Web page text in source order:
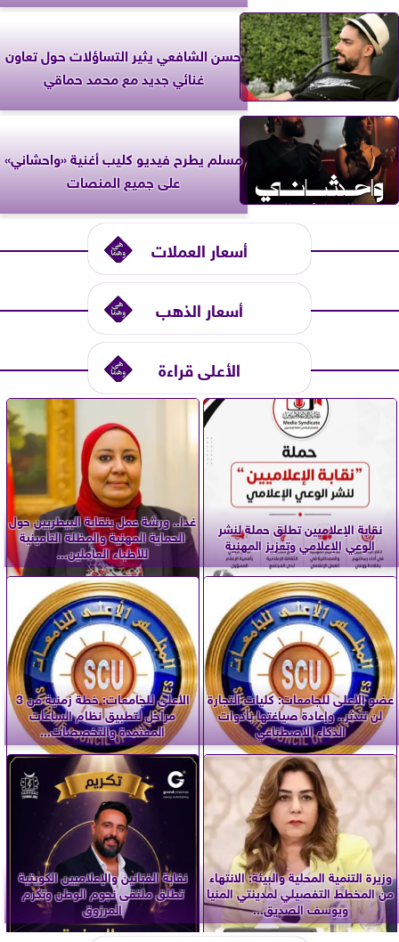
حسن الشافعي يثير التساؤلات حول تعاون
غنائي جديد مع محمد حماقي
مسلم يطرح فيديو كليب أغنية «واحشاني»
على جميع المنصات
أسعار العملات
أسعار الذهب
الأعلى قراءة
نقابة الإعلاميين تطلق حملة لنشر
الوعي الإعلامي وتعزيز المهنية
غدا.. ورشة عمل بنقابة البيطريين حول
الحماية المهنية والمظلة التأمينية
للأطباء العاملين...
عضو الأعلى للجامعات: كليات التجارة
لن تندثر.. وإعادة صياغتها بأدوات
الذكاء الاصطناعي
الأعلى للجامعات: خطة زمنية من 3
مراحل لتطبيق نظام الساعات
المعتمدة والتخصصات...
وزيرة التنمية المحلية والبيئة: الانتهاء
من المخطط التفصيلي لمدينتي المنيا
ويوسف الصديق...
نقابة الفنانين والإعلاميين الكويتية
تطلق ملتقى نجوم الوطن وتكرم
المرزوق